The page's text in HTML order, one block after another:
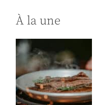
À la une